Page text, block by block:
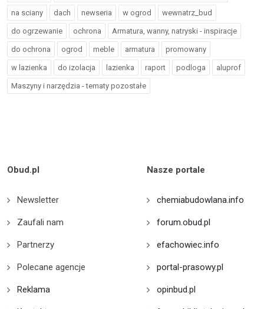
na sciany dach newseria w ogrod wewnatrz_bud
do ogrzewanie ochrona Armatura, wanny, natryski - inspiracje
do ochrona ogrod meble armatura promowany
w lazienka do izolacja lazienka raport podloga aluprof
Maszyny i narzędzia - tematy pozostałe
Obud.pl
Newsletter
Zaufali nam
Partnerzy
Polecane agencje
Reklama
Nasze portale
chemiabudowlana.info
forum.obud.pl
efachowiec.info
portal-prasowy.pl
opinbud.pl